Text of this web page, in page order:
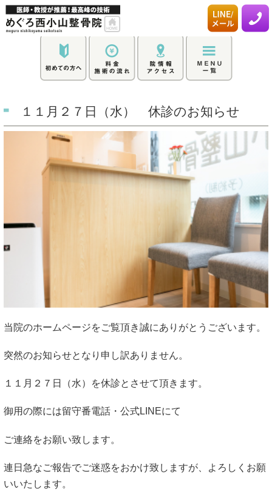
１１月２７日（水） 休診のお知らせ
当院のホームページをご覧頂き誠にありがとうございます。
突然のお知らせとなり申し訳ありません。
１１月２７日（水）を休診とさせて頂きます。
御用の際には留守番電話・公式LINEにて
ご連絡をお願い致します。
連日急なご報告でご迷惑をおかけ致しますが、よろしくお願
いいたします。